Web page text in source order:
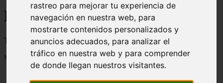
rastreo para mejorar tu experiencia de
navegación en nuestra web, para
mostrarte contenidos personalizados y
anuncios adecuados, para analizar el
tráfico en nuestra web y para comprender
de donde llegan nuestros visitantes.
Blog sobre gatos - Página 39
Todo sobre gatos, nombres de gatos y razas de gatos
Mostrando 913 - 936 de 2801 artículos